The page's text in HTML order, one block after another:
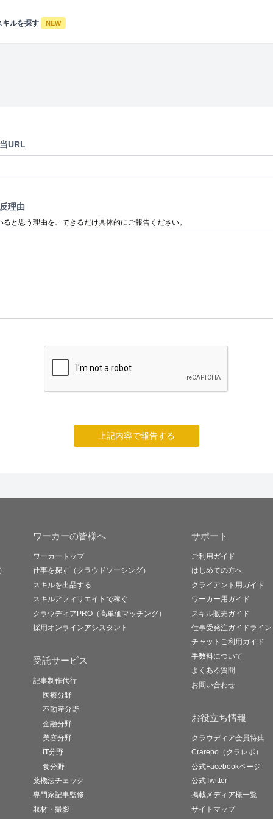
キルを探す NEW
URL
理由
ると思う理由を、できるだけ具体的にご報告ください。
上記内容で報告する
ワーカーの皆様へ
ワーカートップ
仕事を探す（クラウドソーシング）
スキルを出品する
スキルアフィリエイトで稼ぐ
クラウディアPRO（高単価マッチング）
採用オンラインアシスタント
受託サービス
記事制作代行
医療分野
不動産分野
金融分野
美容分野
IT分野
食分野
薬機法チェック
専門家記事監修
取材・撮影
サポート
ご利用ガイド
はじめての方へ
クライアント用ガイド
ワーカー用ガイド
スキル販売ガイド
仕事受発注ガイドライン
チャットご利用ガイド
手数料について
よくある質問
お問い合わせ
お役立ち情報
クラウディア会員特典
Crarepo（クラレポ）
公式Facebookページ
公式Twitter
掲載メディア様一覧
サイトマップ